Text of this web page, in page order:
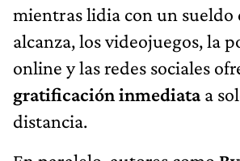
mientras lidia con un sueldo
alcanza, los videojuegos, la
online y las redes sociales
gratificación inmediataa
distancia.